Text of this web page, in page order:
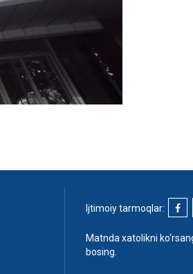
Ijtimoiy tarmoqlar:
Matnda xatolikni
bosing.